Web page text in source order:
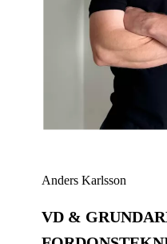
Anders Karlsson
VD &